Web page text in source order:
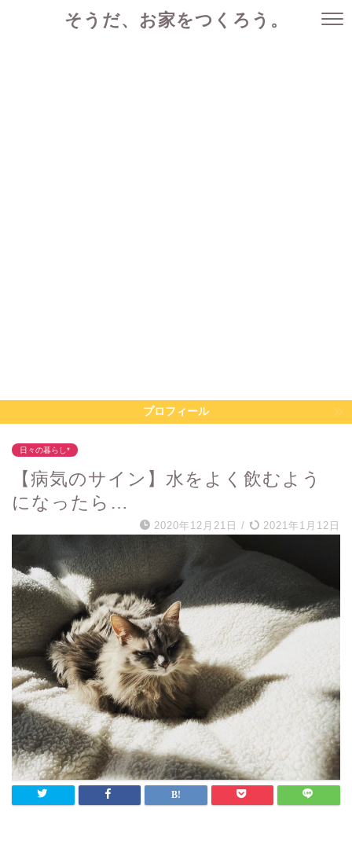
そうだ、お家をつくろう。
プロフィール
日々の暮らし*
【病気のサイン】水をよく飲むよう
になったら…
2020年12月21日 / 2021年1月12日